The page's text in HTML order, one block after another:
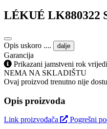
LÉKUÉ LK880322
Opis uskoro .... dalje
Garancija
Prikazani jamstveni rok
NEMA NA SKLADIŠTU
Ovaj proizvod trenutno nije
Opis proizvoda
Link proizvođača Pogrešni